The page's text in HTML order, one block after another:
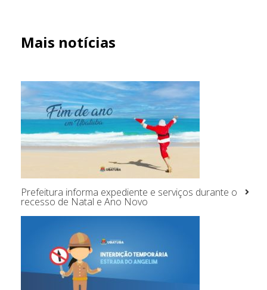
Mais notícias
Prefeitura informa expediente e serviços durante o
recesso de Natal e Ano Novo